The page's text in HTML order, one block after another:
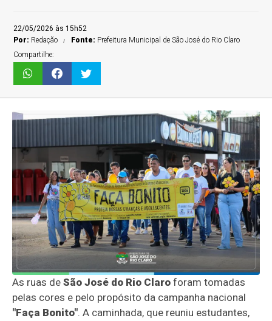
22/05/2026 às 15h52
Por: Redação Fonte: Prefeitura Municipal de São José do Rio Claro
Compartilhe:
As ruas deSão José do Rio Claro foram tomadas
pelas cores e pelo propósito da campanha nacional
"Faça Bonito". A caminhada, que reuniu estudantes,